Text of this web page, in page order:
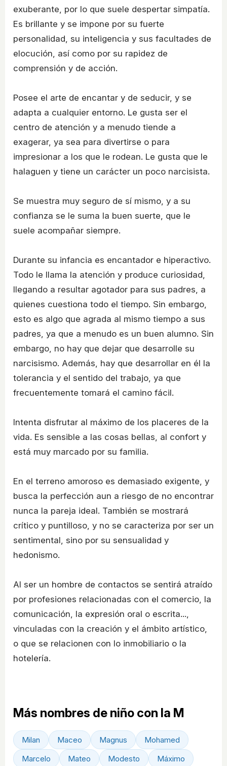
exuberante, por lo que suele despertar simpatía.
Es brillante y se impone por su fuerte
personalidad, su inteligencia y sus facultades de
elocución, así como por su rapidez de
comprensión y de acción.
Posee el arte de encantar y de seducir, y se
adapta a cualquier entorno. Le gusta ser el
centro de atención y a menudo tiende a
exagerar, ya sea para divertirse o para
impresionar a los que le rodean. Le gusta que le
halaguen y tiene un carácter un poco narcisista.
Se muestra muy seguro de sí mismo, y a su
confianza se le suma la buen suerte, que le
suele acompañar siempre.
Durante su infancia es encantador e hiperactivo.
Todo le llama la atención y produce curiosidad,
llegando a resultar agotador para sus padres, a
quienes cuestiona todo el tiempo. Sin embargo,
esto es algo que agrada al mismo tiempo a sus
padres, ya que a menudo es un buen alumno. Sin
embargo, no hay que dejar que desarrolle su
narcisismo. Además, hay que desarrollar en él la
tolerancia y el sentido del trabajo, ya que
frecuentemente tomará el camino fácil.
Intenta disfrutar al máximo de los placeres de la
vida. Es sensible a las cosas bellas, al confort y
está muy marcado por su familia.
En el terreno amoroso es demasiado exigente, y
busca la perfección aun a riesgo de no encontrar
nunca la pareja ideal. También se mostrará
crítico y puntilloso, y no se caracteriza por ser un
sentimental, sino por su sensualidad y
hedonismo.
Al ser un hombre de contactos se sentirá atraído
por profesiones relacionadas con el comercio, la
comunicación, la expresión oral o escrita...,
vinculadas con la creación y el ámbito artístico,
o que se relacionen con lo inmobiliario o la
hotelería.
Más nombres de niño con la M
Milan Maceo Magnus
Mohamed
Marcelo
Mateo Modesto Máximo